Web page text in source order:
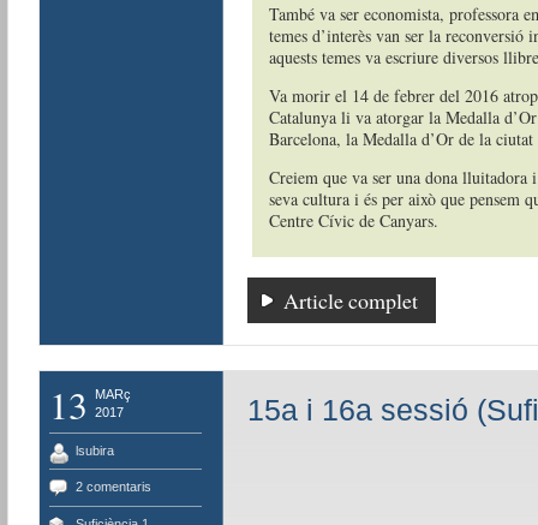
També va ser economista, professora
temes d’interès van ser la reconversió
aquests temes va escriure diversos
Va morir el 14 de febrer del 2016
Catalunya li va atorgar la Medalla
Barcelona, la Medalla d’Or de la
Creiem que va ser una dona lluitadora
seva cultura i és per això que pensem
Centre Cívic de Canyars.
Article complet
13
MARç
2017
lsubira
2 comentaris
15a i 16a sessió